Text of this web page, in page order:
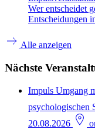
Wer entscheidet
Entscheidungen
Alle anzeigen
Nächste
Impuls Umgang
psychologischen
20.08.2026